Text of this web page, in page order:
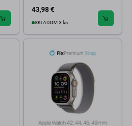
43,98 €
SKLADOM 3 ks